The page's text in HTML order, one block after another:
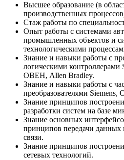
Высшее образование (в
производственных
Стаж работы по
Опыт работы с системами
промышленных объектов и
технологическими
Знание и навыки работы с
логическими контроллерами
ОВЕН, Allen Bradley.
Знание и навыки работы с
преобразователями
Знание принципов
разработки систем на базе
Знание основных
принципов передачи
связи.
Знание принципов
сетевых технологий.